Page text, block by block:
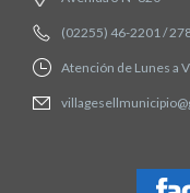
(02255) 46-2201 /
Atención de Lunes a